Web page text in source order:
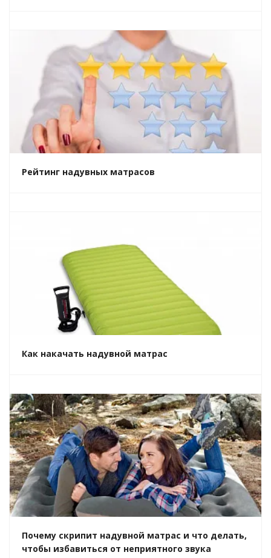
Рейтинг надувных матрасов
Как накачать надувной матрас
Почему скрипит надувной матрас и что делать,
чтобы избавиться от неприятного звука